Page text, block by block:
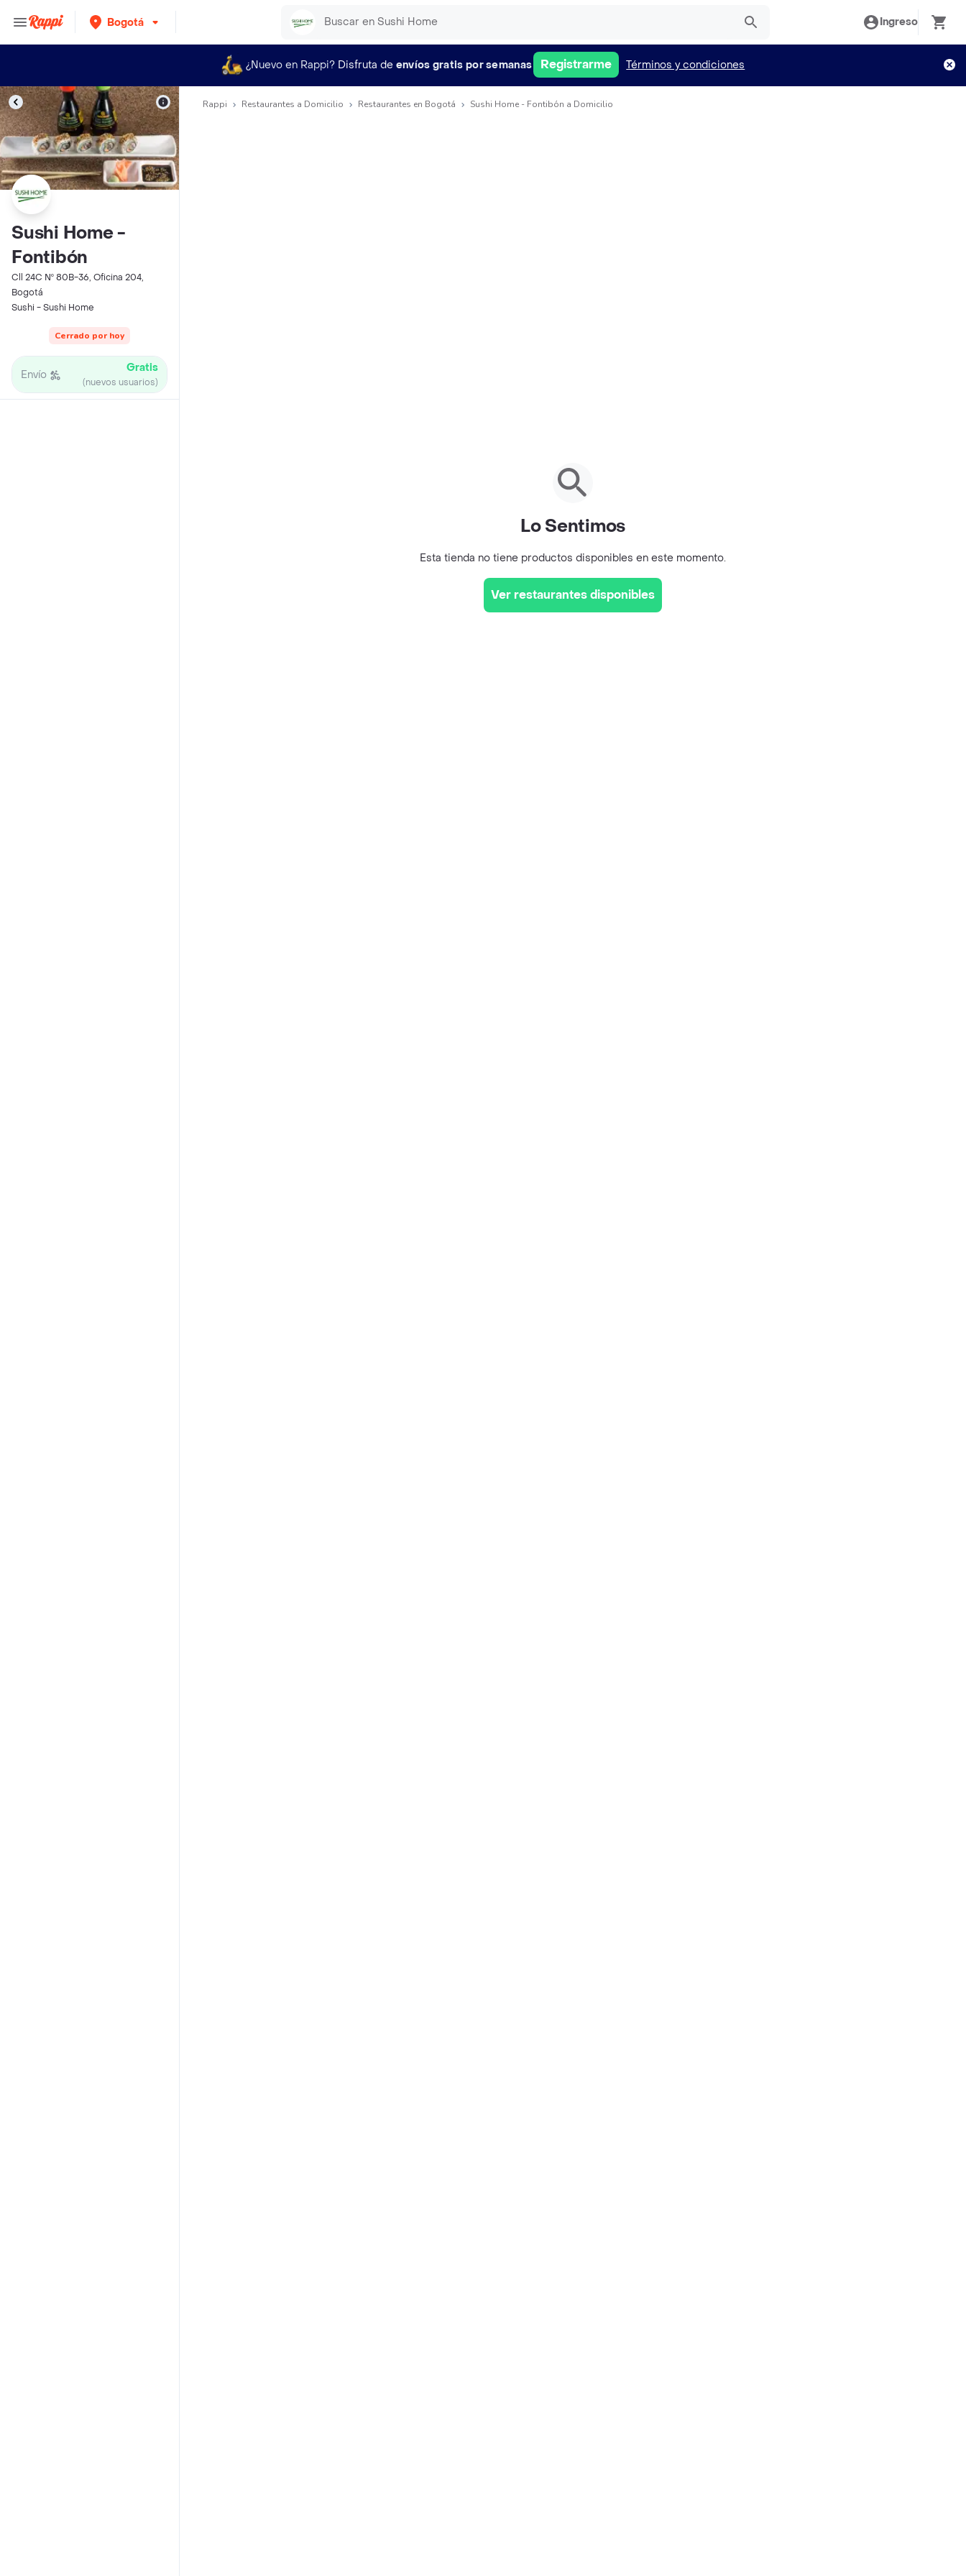
Bogotá Ingreso
¿Nuevo en Rappi? Disfruta de envíos gratis por semanas Registrarme Términos y condiciones
Sushi Home -
Fontibón
Cll 24C Nº 80B-36, Oficina 204,
Bogotá
Sushi - Sushi Home
Cerrado por hoy
Envío Gratis
(nuevos usuarios)
Rappi Restaurantes a Domicilio Restaurantes en Bogotá Sushi Home - Fontibón a Domicilio
Lo Sentimos
Esta tienda no tiene productos disponibles en este momento.
Ver restaurantes disponibles